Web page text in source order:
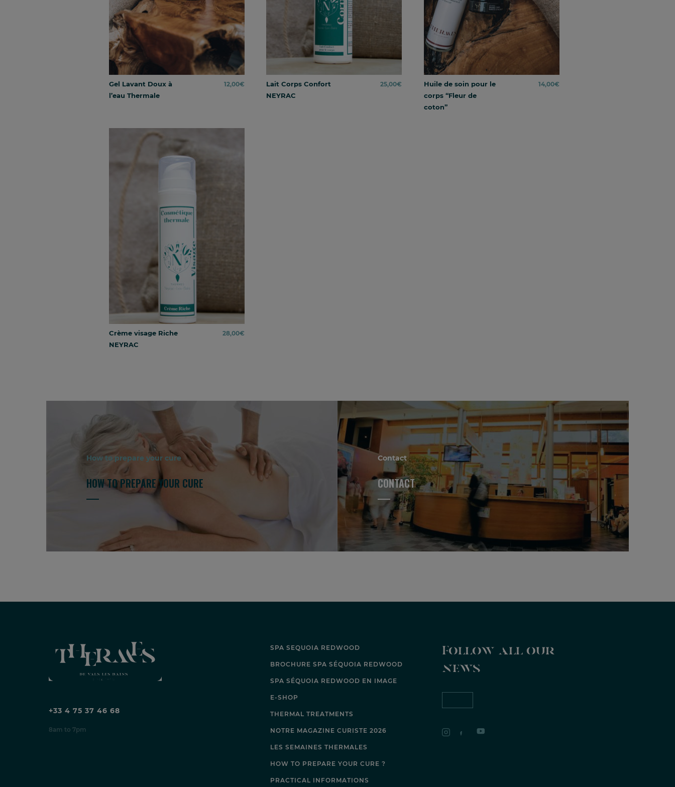
Gel Lavant Doux à
l’eau Thermale
12,00€
Lait Corps Confort
NEYRAC
25,00€
Huile de soin pour le
corps “Fleur de
coton”
14,00€
Crème visage Riche
NEYRAC
28,00€
How to prepare your cure
HOW TO PREPARE YOUR CURE
Contact
CONTACT
+33 4 75 37 46 68
8am to 7pm
SPA SEQUOIA REDWOOD
BROCHURE SPA SÉQUOIA REDWOOD
SPA SÉQUOIA REDWOOD EN IMAGE
E-SHOP
THERMAL TREATMENTS
NOTRE MAGAZINE CURISTE 2026
LES SEMAINES THERMALES
HOW TO PREPARE YOUR CURE ?
PRACTICAL INFORMATIONS
Follow all our
news